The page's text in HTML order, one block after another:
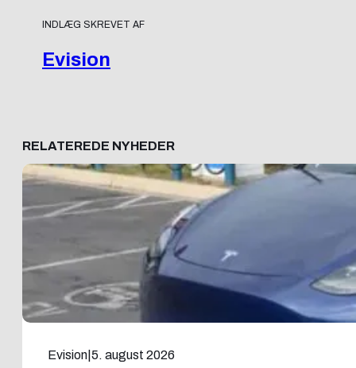
INDLÆG SKREVET AF
Evision
RELATEREDE NYHEDER
Evision 5. august 2026